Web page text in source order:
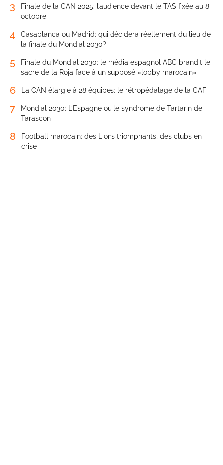
3
Finale de la CAN 2025: l’audience devant le TAS fixée au 8
octobre
4
Casablanca ou Madrid: qui décidera réellement du lieu de
la finale du Mondial 2030?
5
Finale du Mondial 2030: le média espagnol ABC brandit le
sacre de la Roja face à un supposé «lobby marocain»
6 La CAN élargie à 28 équipes: le rétropédalage de la CAF
7
Mondial 2030: L’Espagne ou le syndrome de Tartarin de
Tarascon
8
Football marocain: des Lions triomphants, des clubs en
crise